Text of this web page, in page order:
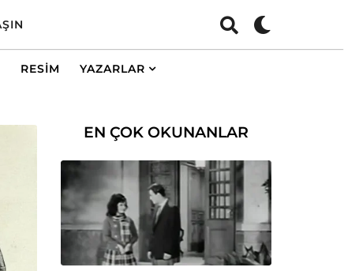
RESIM YAZARLAR
EN ÇOK OKUNANLAR